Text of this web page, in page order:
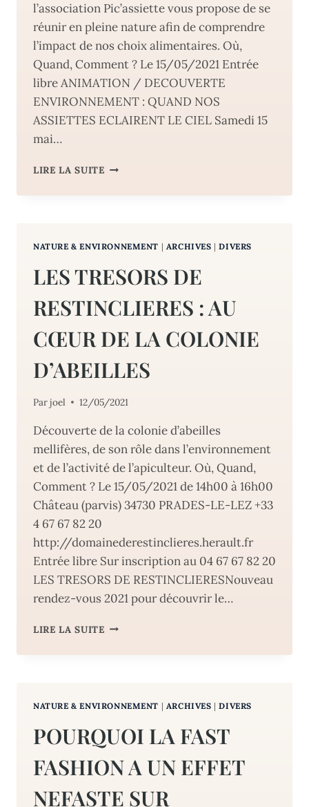
l’association Pic’assiette vous propose de se
réunir en pleine nature afin de comprendre
l’impact de nos choix alimentaires. Où,
Quand, Comment ? Le 15/05/2021 Entrée
libre ANIMATION / DECOUVERTE
ENVIRONNEMENT : QUAND NOS
ASSIETTES ECLAIRENT LE CIEL Samedi 15
mai…
LIRE LA SUITEANIMATION
DECOUVERTE
NOS
ASSIETTES
ECLAIRENT
CIEL
NATURE & ENVIRONNEMENT | ARCHIVES |DIVERS
LES TRESORS DE
RESTINCLIERES : AU
CŒUR DE LA COLONIE
D’ABEILLES
Parjoel 12/05/2021
Découverte de la colonie d’abeilles
mellifères, de son rôle dans l’environnement
et de l’activité de l’apiculteur. Où, Quand,
Comment ? Le 15/05/2021 de 14h00 à 16h00
Château (parvis) 34730 PRADES-LE-LEZ +33
4 67 67 82 20
http://domainederestinclieres.herault.fr
Entrée libre Sur inscription au 04 67 67 82 20
LES TRESORS DE RESTINCLIERESNouveau
rendez-vous 2021 pour découvrir le…
LIRE LA SUITELES
DE
CŒUR
DE
LA
D’ABEILLES
NATURE & ENVIRONNEMENT | ARCHIVES |DIVERS
POURQUOI LA FAST
FASHION A UN EFFET
NEFASTE SUR